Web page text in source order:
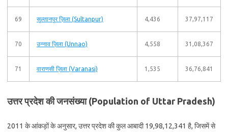
69 सुल्तानपुर ज़िला (Sultanpur) 4,436 37,97,117
70 उन्नाव ज़िला (Unnao) 4,558 31,08,367
71 वाराणसी ज़िला (Varanasi) 1,535 36,76,841
उत्तर प्रदेश की जनसंख्या (Population of Uttar Pradesh)
2011 के आंकड़ों के अनुसार, उत्तर प्रदेश की कुल आबादी 19,98,12,341 है, जिसमें से